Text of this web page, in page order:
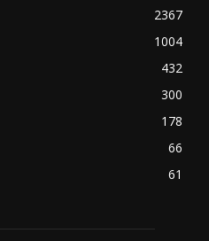
2367
1004
432
300
178
66
61